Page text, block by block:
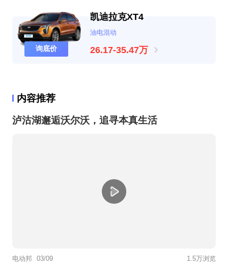
凯迪拉克XT4
油电混动
26.17-35.47万
询底价
内容推荐
泸沽湖邂逅沃尔沃，追寻本真生活
电动邦 03/09 1.5万浏览